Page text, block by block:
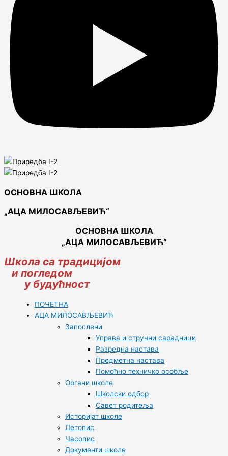
ОСНОВНА ШКОЛА
„АЦА МИЛОСАВЉЕВИЋ“
ОСНОВНА ШКОЛА
„АЦА МИЛОСАВЉЕВИЋ“
Школа са традицијом
и погледом
у будућност
ПОЧЕТНА
АЦА МИЛОСАВЉЕВИЋ
Запослени
Управа и стручни сарадници
Разредна настава
Предметна настава
Помоћно техничко особље
Органи школе
Школски одбор
Савет родитеља
Историјат школе
Летопис
Часопис
Документи школе